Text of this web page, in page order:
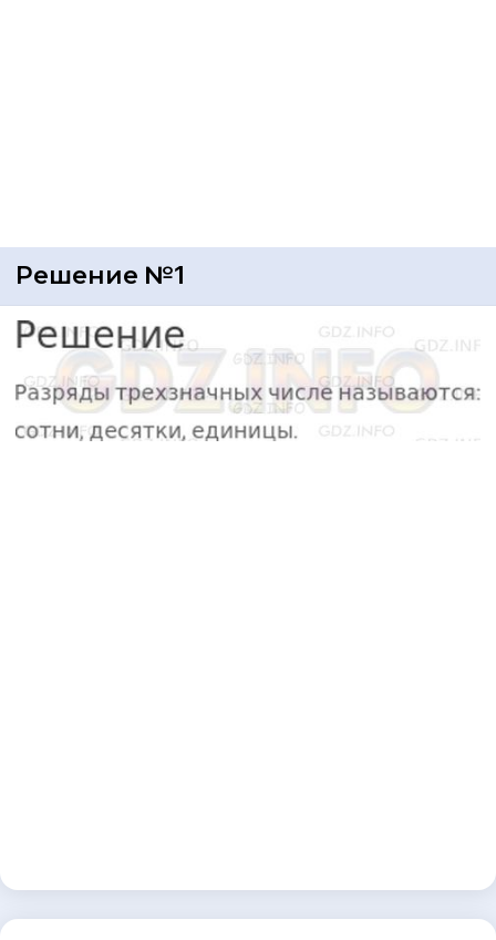
Решение №1